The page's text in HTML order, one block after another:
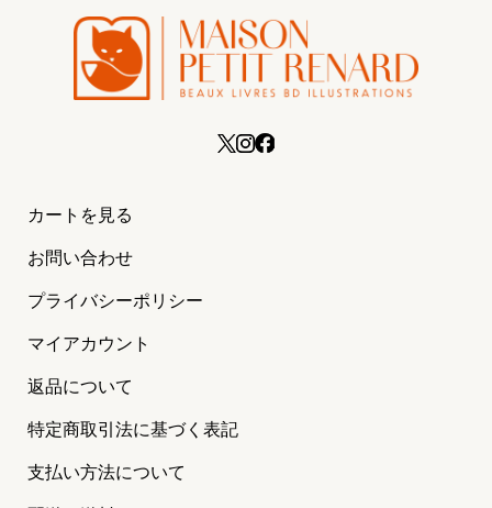
カートを見る
お問い合わせ
プライバシーポリシー
マイアカウント
返品について
特定商取引法に基づく表記
支払い方法について